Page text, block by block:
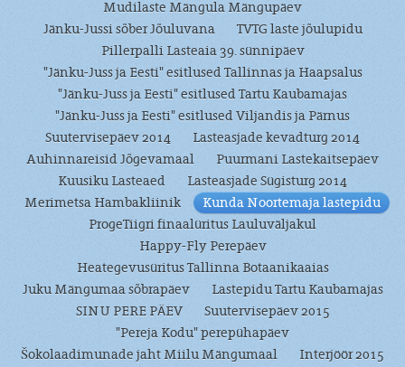
Mudilaste Mängula Mängupäev
Jänku-Jussi sõber Jõuluvana
TVTG laste jõulupidu
Pillerpalli Lasteaia 39. sünnipäev
"Jänku-Juss ja Eesti" esitlused Tallinnas ja Haapsalus
"Jänku-Juss ja Eesti" esitlused Tartu Kaubamajas
"Jänku-Juss ja Eesti" esitlused Viljandis ja Pärnus
Suutervisepäev 2014
Lasteasjade kevadturg 2014
Auhinnareisid Jõgevamaal
Puurmani Lastekaitsepäev
Kuusiku Lasteaed
Lasteasjade Sügisturg 2014
Merimetsa Hambakliinik
Kunda Noortemaja lastepidu
ProgeTiigri finaalüritus Lauluväljakul
Happy-Fly Perepäev
Heategevusüritus Tallinna Botaanikaaias
Juku Mängumaa sõbrapäev
Lastepidu Tartu Kaubamajas
SINU PERE PÄEV
Suutervisepäev 2015
"Pereja Kodu" perepühapäev
Šokolaadimunade jaht Miilu Mängumaal
Interjöör 2015